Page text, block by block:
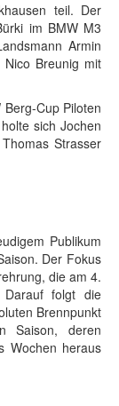
teil. Der
im BMW M3
Armin
Breunig mit
Cup Piloten
sich Jochen
Strasser
Publikum
Der Fokus
die am 4.
Darauf folgt die
Brennpunkt
Saison, deren
Wochen heraus